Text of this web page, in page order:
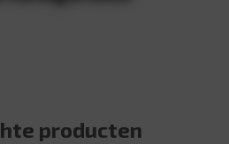
producten